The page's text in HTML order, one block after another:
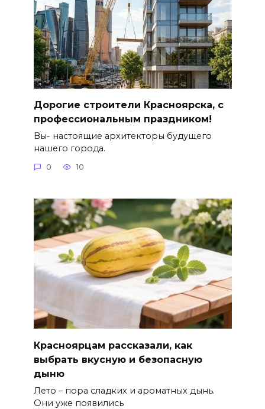
Дорогие строители Красноярска, с
профессиональным праздником!
Вы- настоящие архитекторы будущего
нашего города.
0 10
Красноярцам рассказали, как
выбрать вкусную и безопасную
дыню
Лето – пора сладких и ароматных дынь.
Они уже появились